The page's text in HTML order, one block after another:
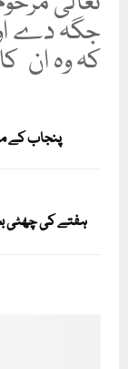
جگہ دے
کہ وہ ان
پنجاب کے مختلف کالجوں میں مستقل پرنسپل تعینات
ہفتے کی چھٹی بحال ۔۔ وفاقی حکومت نے نوٹیفیکیشن جاری کر دیا